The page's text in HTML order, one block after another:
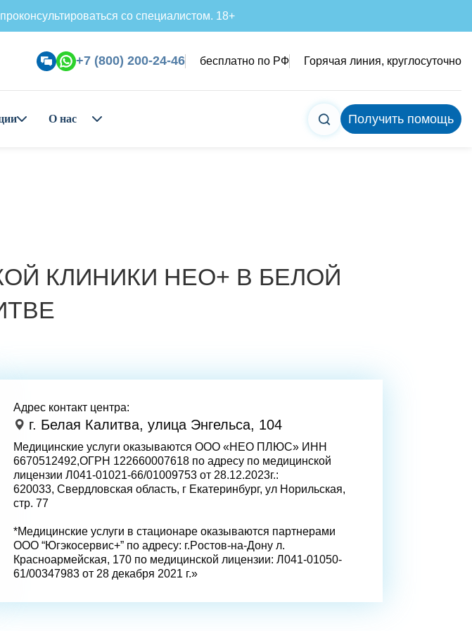
со специалистом. 18+
+7 (800) 200-24-46 бесплатно по РФ Горячая линия, круглосуточно
О нас Получить помощь
КЛИНИКИ НЕО+ В БЕЛОЙ
Адрес контакт центра:
г. Белая Калитва, улица Энгельса, 104
Медицинские услуги оказываются ООО «НЕО ПЛЮС» ИНН
6670512492,ОГРН 122660007618 по адресу по медицинской
лицензии Л041-01021-66/01009753 от 28.12.2023г.:
620033, Свердловская область, г Екaтеринбург, ул Норильская,
стр. 77
*Медицинские услуги в стационаре оказываются партнерами
ООО “Югэкосервис+” по адресу: г.Рoстов-на-Дону л.
Краснoармейская, 170 по медицинской лицензии: Л041-01050-
61/00347983 от 28 декабря 2021 г.»